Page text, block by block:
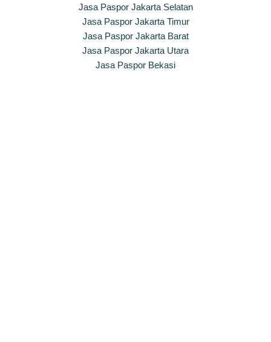
Jasa Paspor Jakarta Selatan
Jasa Paspor Jakarta Timur
Jasa Paspor Jakarta Barat
Jasa Paspor Jakarta Utara
Jasa Paspor Bekasi